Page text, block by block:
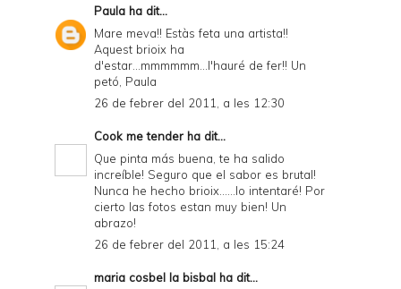
Paula ha dit...
Mare meva!! Estàs feta una artista!!
Aquest brioix ha
d'estar...mmmmmm...l'hauré de fer!! Un
petó, Paula
26 de febrer del 2011, a les 12:30
Cook me tender ha dit...
Que pinta más buena, te ha salido
increíble! Seguro que el sabor es brutal!
Nunca he hecho brioix......lo intentaré! Por
cierto las fotos estan muy bien! Un
abrazo!
26 de febrer del 2011, a les 15:24
maria cosbel la bisbal ha dit...